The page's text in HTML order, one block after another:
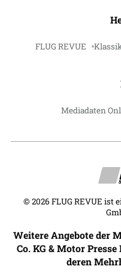
FLUG REVUE
Mediadaten
© 2026 FLUG REVUE ist
Weitere Angebote der
Co. KG & Motor
deren